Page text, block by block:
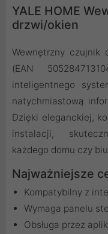
YALE HOME
drzwi/okien
Wewnętrzny czujnik
(EAN
inteligentnego
natychmiastową
Dzięki eleganckiej,
instalacji,
każdego domu czy
Najważniejsze
Kompatybilny z
Wymaga panelu
Obsługa przez